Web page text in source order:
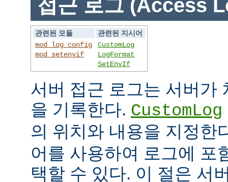
접근 로그 (Access
관련된 모듈
관련된 지시어
mod_log_config
mod_setenvif
CustomLog
LogFormat
SetEnvIf
서버 접근 로그는 서버가
을 기록한다. CustomLog
의 위치와 내용을 지정한
어를 사용하여 로그에 포
택할 수 있다. 이 절은 서